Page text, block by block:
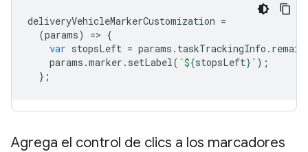
deliveryVehicleMarkerCustomization =
(params) => {
var stopsLeft = params . taskTrackingInfo .
params .marker . setLabel( `${stopsLeft} ` );
};
Agrega el control de clics a los marcadores